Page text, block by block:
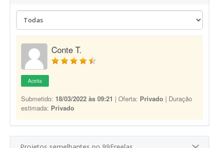
Conte T.
Aceita
Submetido: 18/03/2022 às 09:21 | Oferta: Privado | Duração
estimada: Privado